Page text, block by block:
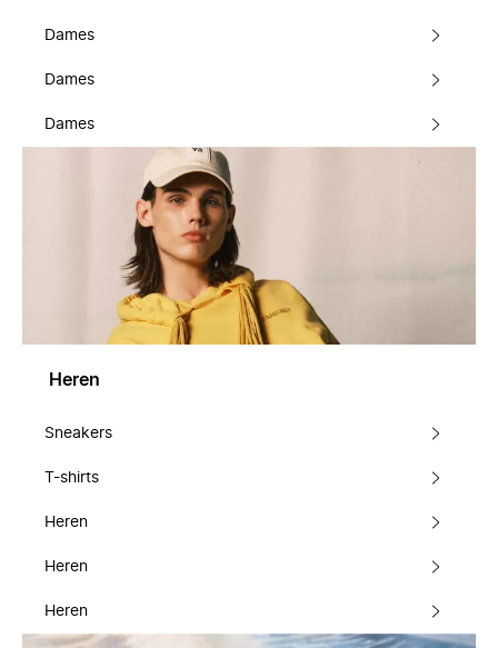
Dames
Dames
Dames
Heren
Sneakers
T-shirts
Heren
Heren
Heren